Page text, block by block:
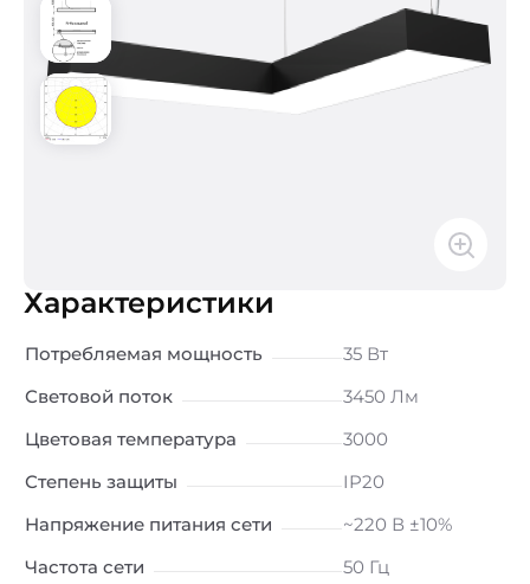
Характеристики
Потребляемая мощность
35 Вт
Световой поток
3450 Лм
Цветовая температура
3000
Степень защиты
IP20
Напряжение питания сети
~220 В ±10%
Частота сети
50 Гц